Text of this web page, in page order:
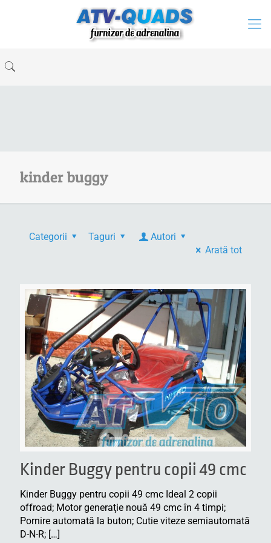
kinder buggy
Categorii Taguri
Autori
Arată tot
Kinder Buggy pentru copii 49 cmc
Kinder Buggy pentru copii 49 cmc Ideal 2 copii
offroad; Motor generaţie nouă 49 cmc în 4 timpi;
Pornire automată la buton; Cutie viteze semiautomată
D-N-R; […]